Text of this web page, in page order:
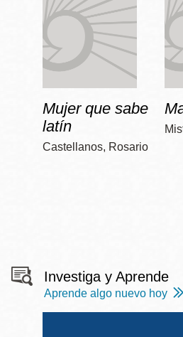
Mujer que sabe
latín
Castellanos, Rosario
Investiga y Aprende
Aprende algo nuevo hoy